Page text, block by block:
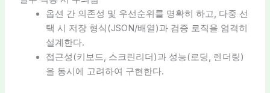
옵션 간 의존성 및 우선순위를 명확히 하고, 다중 선
택 시 저장 형식(JSON/배열)과 검증 로직을 엄격히
설계한다.
접근성(키보드, 스크린리더)과 성능(로딩, 렌더링)
을 동시에 고려하여 구현한다.